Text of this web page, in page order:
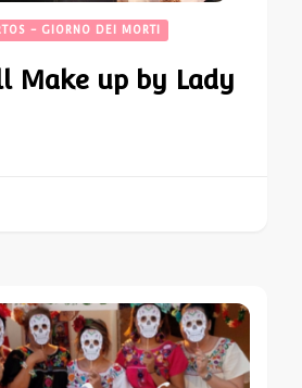
- GIORNO DEI MORTI
Make up by Lady